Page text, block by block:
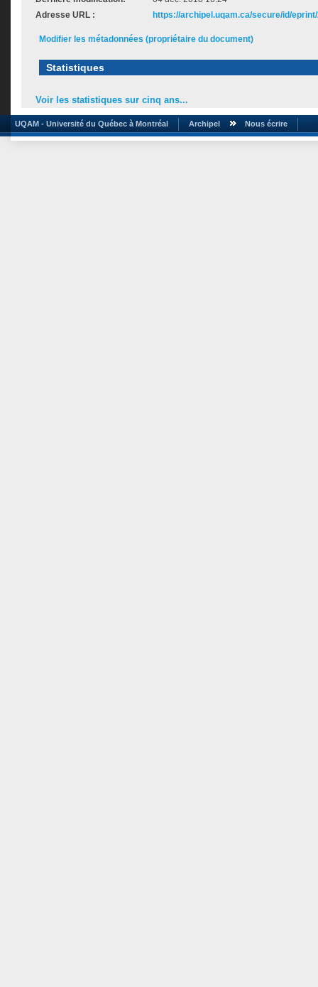
Adresse URL :
https://archipel.uqam.ca/secure/id/
Modifier les métadonnées (propriétaire du document)
Statistiques
Voir les statistiques sur cinq ans...
UQAM - Université du Québec à Montréal Archipel Nous écrire